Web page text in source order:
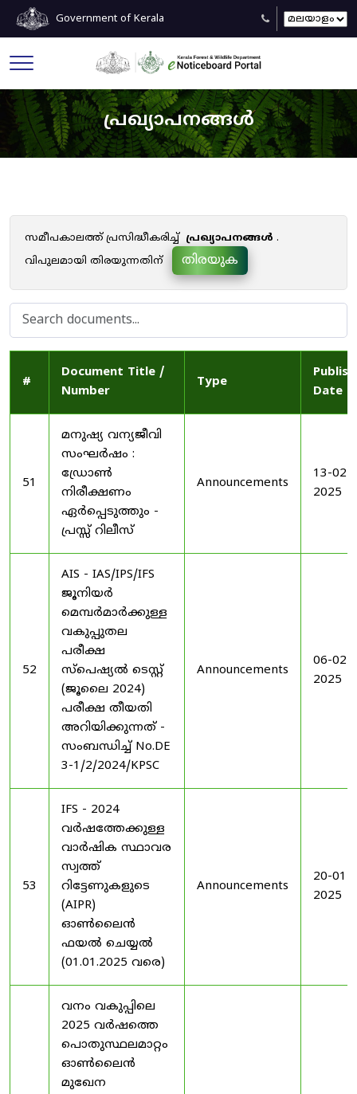
Government of Kerala
പ്രഖ്യാപനങ്ങൾ
സമീപകാലത്ത് പ്രസിദ്ധീകരിച്ച് പ്രഖ്യാപനങ്ങൾ .
വിപുലമായി തിരയുന്നതിന്
തിരയുക
#
Document Title /
Number
Type
Date
51
മനുഷ്യ വന്യജീവി
സംഘർഷം :
ഡ്രോൺ
നിരീക്ഷണം
ഏർപ്പെടുത്തും -
പ്രസ്സ് റിലീസ്
Announcements
13-02-
2025
52
AIS - IAS/IPS/IFS
ജൂനിയർ
മെമ്പർമാർക്കുള്ള
വകുപ്പുതല
പരീക്ഷ
സ്പെഷ്യൽ ടെസ്റ്റ്
(ജൂലൈ 2024)
പരീക്ഷ തീയതി
അറിയിക്കുന്നത് -
സംബന്ധിച്ച് No.DE
3-1/2/2024/KPSC
Announcements
06-02-
2025
53
IFS - 2024
വർഷത്തേക്കുള്ള
വാർഷിക സ്ഥാവര
സ്വത്ത്
റിട്ടേണുകളുടെ
(AIPR)
ഓൺലൈൻ
ഫയൽ ചെയ്യൽ
(01.01.2025 വരെ)
Announcements
20-01-
2025
വനം വകുപ്പിലെ
2025 വർഷത്തെ
പൊതുസ്ഥലമാറ്റം
ഓൺലൈൻ
മുഖേന